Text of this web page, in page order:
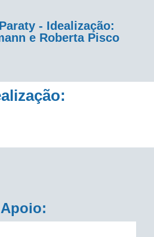
- Idealização:
e Roberta Pisco
Apoio: